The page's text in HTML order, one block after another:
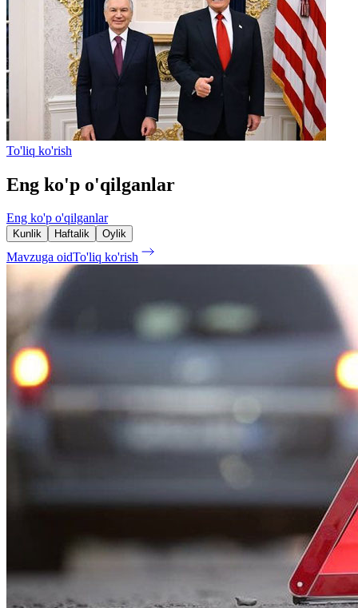
To'liq ko'rish
Eng ko'p o'qilganlar
Eng ko'p o'qilganlar
Kunlik Haftalik Oylik
Mavzuga oidTo'liq ko'rish